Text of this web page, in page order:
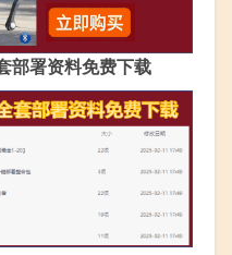
部署资料免费下载